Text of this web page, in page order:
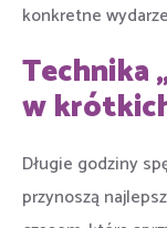
konkretne
Technika
w
Długie godziny
przynoszą